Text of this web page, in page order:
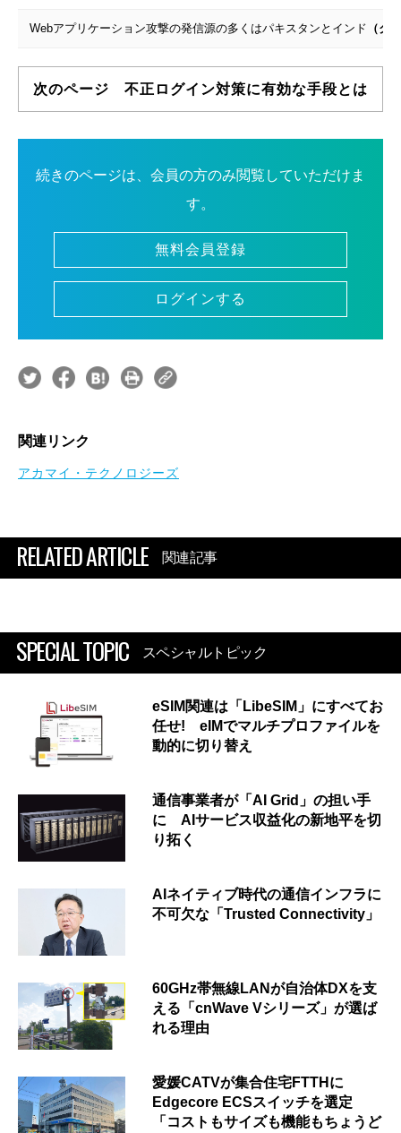
Webアプリケーション攻撃の発信源の多くはパキスタンとインド （ク
次のページ 不正ログイン対策に有効な手段とは
続きのページは、会員の方のみ閲覧していただけま
す。
無料会員登録
ログインする
関連リンク
アカマイ・テクノロジーズ
RELATED ARTICLE 関連記事
SPECIAL TOPIC スペシャルトピック
eSIM関連は「LibeSIM」にすべてお
任せ! eIMでマルチプロファイルを
動的に切り替え
通信事業者が「AI Grid」の担い手
に AIサービス収益化の新地平を切
り拓く
AIネイティブ時代の通信インフラに
不可欠な「Trusted Connectivity」
60GHz帯無線LANが自治体DXを支
える「cnWave Vシリーズ」が選ば
れる理由
愛媛CATVが集合住宅FTTHに
Edgecore ECSスイッチを選定
「コストもサイズも機能もちょうど